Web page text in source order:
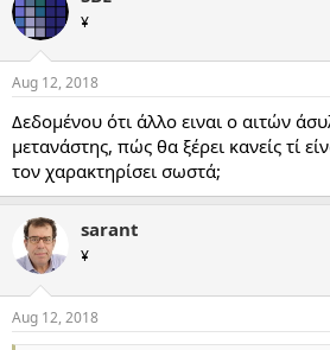
¥
Aug 12, 2018
Δεδομένου ότι άλλο ειναι ο αιτών
μετανάστης, πώς θα ξέρει κανείς τί
τον χαρακτηρίσει σωστά;
sarant
¥
Aug 12, 2018